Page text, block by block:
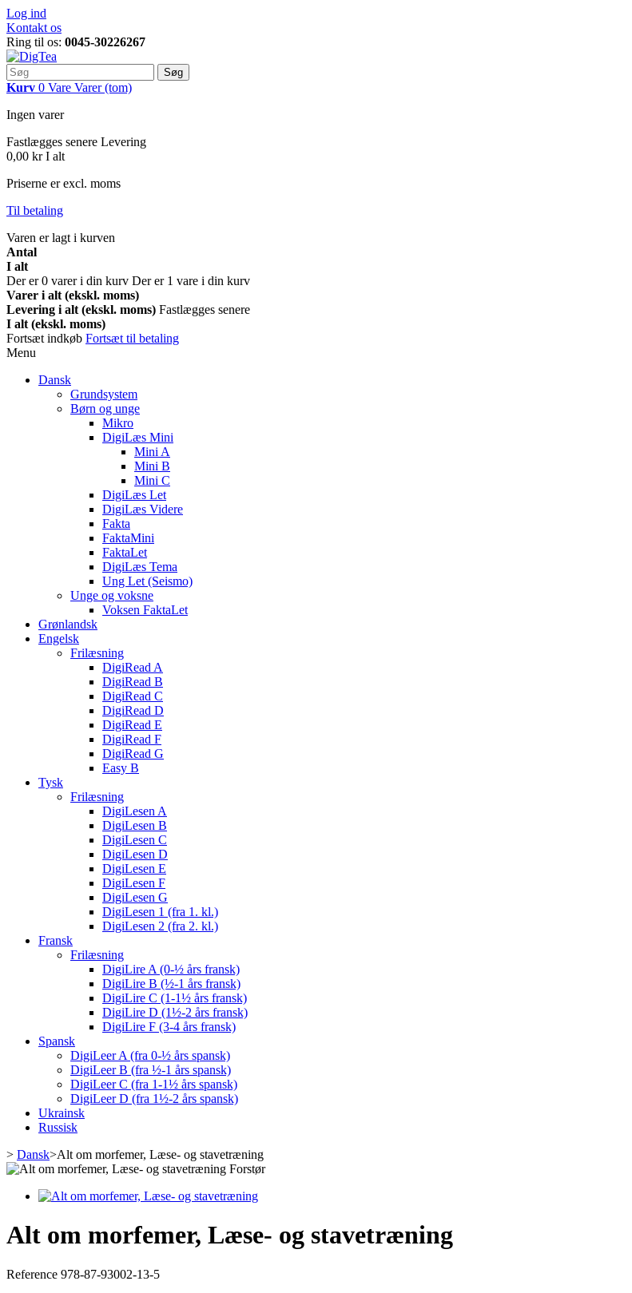
Log ind
Kontakt os
Ring til os: 0045-30226267
Søg
Kurv 0 Vare Varer (tom)
Ingen varer
Fastlægges senere Levering
0,00 kr I alt
Priserne er excl. moms
Til betaling
Varen er lagt i kurven
Antal
I alt
Der er0 varer i din kurv Der er 1 vare i din kurv
Varer i alt (ekskl. moms)
Levering i alt (ekskl. moms) Fastlægges senere
I alt (ekskl. moms)
Fortsæt indkøb Fortsæt til betaling
Menu
Dansk
Grundsystem
Børn og unge
Mikro
DigiLæs Mini
Mini A
Mini B
Mini C
DigiLæs Let
DigiLæs Videre
Fakta
FaktaMini
FaktaLet
DigiLæs Tema
Ung Let (Seismo)
Unge og voksne
Voksen FaktaLet
Grønlandsk
Engelsk
Frilæsning
DigiRead A
DigiRead B
DigiRead C
DigiRead D
DigiRead E
DigiRead F
DigiRead G
Easy B
Tysk
Frilæsning
DigiLesen A
DigiLesen B
DigiLesen C
DigiLesen D
DigiLesen E
DigiLesen F
DigiLesen G
DigiLesen 1 (fra 1. kl.)
DigiLesen 2 (fra 2. kl.)
Fransk
Frilæsning
DigiLire A (0-½ års fransk)
DigiLire B (½-1 års fransk)
DigiLire C (1-1½ års fransk)
DigiLire D (1½-2 års fransk)
DigiLire F (3-4 års fransk)
Spansk
DigiLeer A (fra 0-½ års spansk)
DigiLeer B (fra ½-1 års spansk)
DigiLeer C (fra 1-1½ års spansk)
DigiLeer D (fra 1½-2 års spansk)
Ukrainsk
Russisk
> Dansk>Alt om morfemer, Læse- og stavetræning
Forstør
Alt om morfemer, Læse- og stavetræning
Reference 978-87-93002-13-5